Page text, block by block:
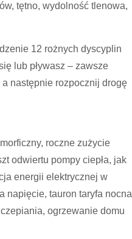
tętno, wydolność tlenowa,
12 rożnych dyscyplin
lub pływasz – zawsze
następnie rozpocznij drogę
roczne zużycie
odwiertu pompy ciepła, jak
energii elektrycznej w
napięcie, tauron taryfa nocna
ogrzewanie domu